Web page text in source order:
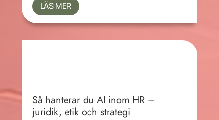
LÄS MER
Så hanterar du AI inom HR –
juridik, etik och strategi